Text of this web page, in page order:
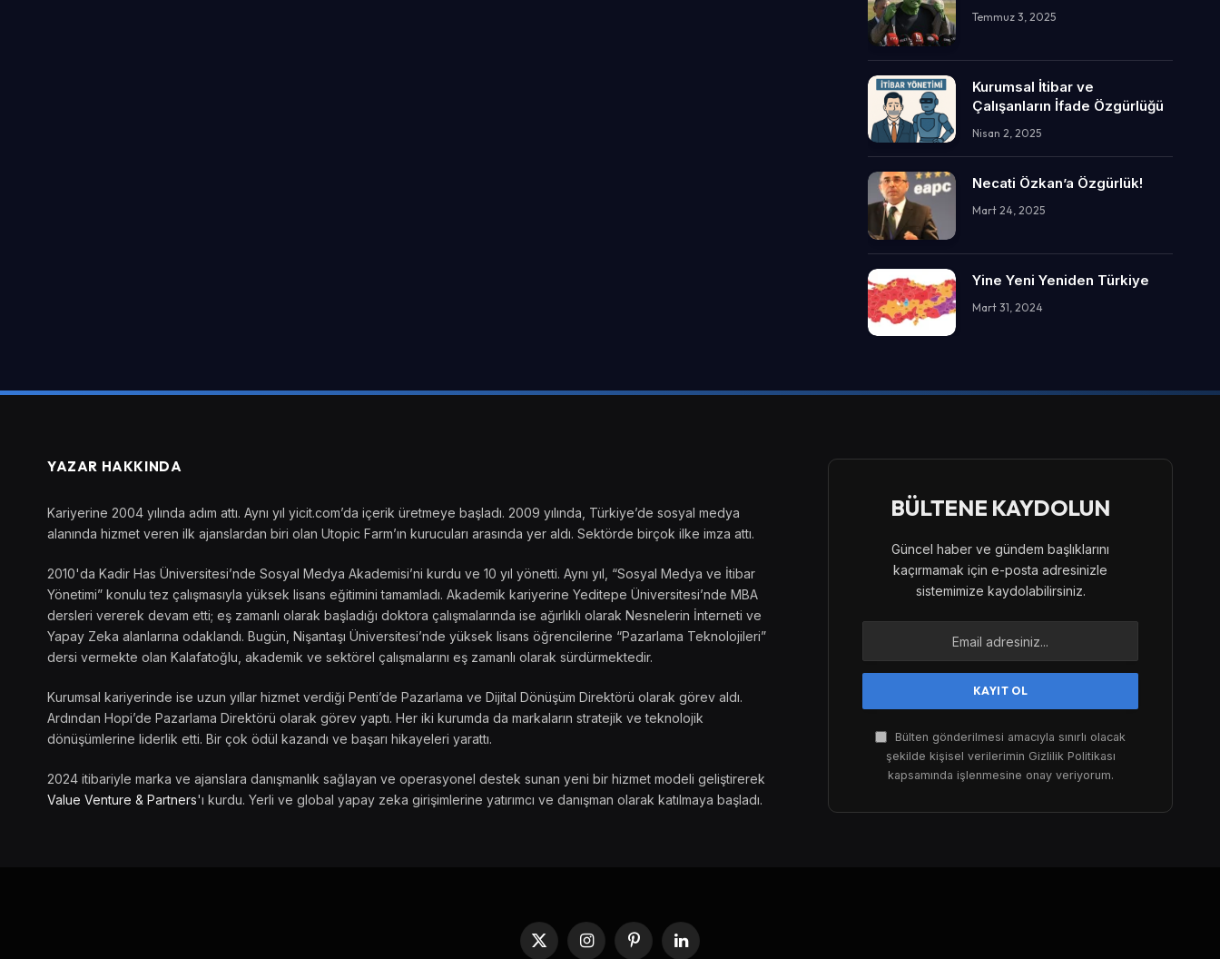
Temmuz 3, 2025
Kurumsal İtibar ve
Çalışanların İfade Özgürlüğü
Nisan 2, 2025
Necati Özkan’a Özgürlük!
Mart 24, 2025
Yine Yeni Yeniden Türkiye
Mart 31, 2024
YAZAR HAKKINDA
Kariyerine 2004 yılında adım attı. Aynı yıl yicit.com’da içerik üretmeye başladı. 2009 yılında, Türkiye’de sosyal medya
alanında hizmet veren ilk ajanslardan biri olan Utopic Farm’ın kurucuları arasında yer aldı. Sektörde birçok ilke imza attı.
2010'da Kadir Has Üniversitesi’nde Sosyal Medya Akademisi’ni kurdu ve 10 yıl yönetti. Aynı yıl, “Sosyal Medya ve İtibar
Yönetimi” konulu tez çalışmasıyla yüksek lisans eğitimini tamamladı. Akademik kariyerine Yeditepe Üniversitesi’nde MBA
dersleri vererek devam etti; eş zamanlı olarak başladığı doktora çalışmalarında ise ağırlıklı olarak Nesnelerin İnterneti ve
Yapay Zeka alanlarına odaklandı. Bugün, Nişantaşı Üniversitesi’nde yüksek lisans öğrencilerine “Pazarlama Teknolojileri”
dersi vermekte olan Kalafatoğlu, akademik ve sektörel çalışmalarını eş zamanlı olarak sürdürmektedir.
Kurumsal kariyerinde ise uzun yıllar hizmet verdiği Penti’de Pazarlama ve Dijital Dönüşüm Direktörü olarak görev aldı.
Ardından Hopi’de Pazarlama Direktörü olarak görev yaptı. Her iki kurumda da markaların stratejik ve teknolojik
dönüşümlerine liderlik etti. Bir çok ödül kazandı ve başarı hikayeleri yarattı.
2024 itibariyle marka ve ajanslara danışmanlık sağlayan ve operasyonel destek sunan yeni bir hizmet modeli geliştirerek
Value Venture & Partners'ı kurdu. Yerli ve global yapay zeka girişimlerine yatırımcı ve danışman olarak katılmaya başladı.
BÜLTENE KAYDOLUN
Güncel haber ve gündem başlıklarını
kaçırmamak için e-posta adresinizle
sistemimize kaydolabilirsiniz.
Bülten gönderilmesi amacıyla sınırlı olacak
şekilde kişisel verilerimin Gizlilik Politikası
kapsamında işlenmesine onay veriyorum.
X
InstagramPinterestLinkedIn